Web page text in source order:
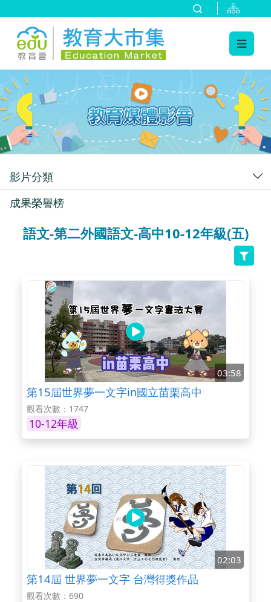
:::
影片分類
成果榮譽榜
語文-第二外國語文-高中10-12年級(五)
03:58
第15屆世界夢一文字in國立苗栗高中
觀看次數：1747
10-12年級
02:03
第14屆 世界夢一文字 台灣得獎作品
觀看次數：690